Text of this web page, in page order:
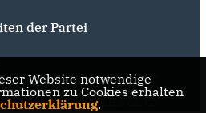
der Partei
Realisation: Sharkness Media
GmbH & Co. KG
Website notwendige
zu Cookies erhalten
.